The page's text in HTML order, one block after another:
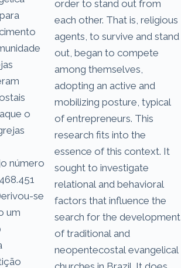
o
número
se
um
order to stand out from
each other. That is, religious
agents, to survive and stand
out, began to compete
among themselves,
adopting an active and
mobilizing posture, typical
of entrepreneurs. This
research fits into the
essence of this context. It
sought to investigate
relational and behavioral
factors that influence the
search for the development
of traditional and
neopentecostal evangelical